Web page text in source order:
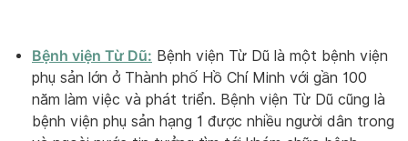
Bệnh viện Từ Dũ: Bệnh viện Từ Dũ là một bệnh viện
phụ sản lớn ở Thành phố Hồ Chí Minh với gần 100
năm làm việc và phát triển. Bệnh viện Từ Dũ cũng là
bệnh viện phụ sản hạng 1 được nhiều người dân trong